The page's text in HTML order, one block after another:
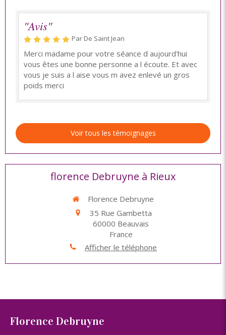
"Avis"
Par De Saint Jean
Merci madame pour votre séance d aujourd'hui
vous êtes une bonne personne a l écoute. Et avec
vous je suis a l aise vous m avez enlevé un gros
poids merci
Voir tous les témoignages
florence Debruyne à Rieux
Florence Debruyne
35 Rue Gambetta
60000 Beauvais
France
Afficher le téléphone
Florence Debruyne